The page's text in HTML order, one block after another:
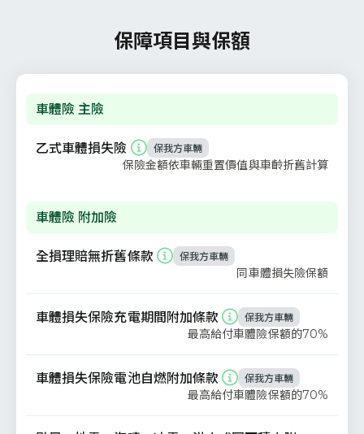
保障項目與保額
車體險 主險
乙式車體損失險 保我方車輛
保險金額依車輛重置價值與車齡折舊計算
車體險 附加險
全損理賠無折舊條款 保我方車輛
同車體損失險保額
車體損失保險充電期間附加條款 保我方車輛
最高給付車體險保額的70%
車體損失保險電池自燃附加條款 保我方車輛
最高給付車體險保額的70%